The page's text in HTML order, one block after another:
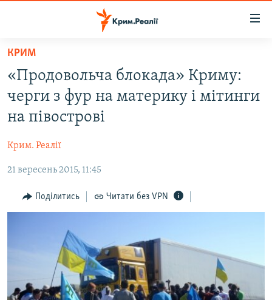
Перейти
основного
матеріалу
Перейти
до
основної
навігації
Перейти
пошуку
ВОДА.КРИМ
ВІДЕО ТА ФОТО
БЛОГИ
ПОГЛЯД
ІНТЕРВ'Ю
СПЕЦПРОЕКТИ
ДЕПОРТАЦІЯ
ВІДЕОУРОКИ «ELIFBE»
ЯК ОБІЙТИ БЛОКУВАННЯ
Русский
КРИМ
«Продовольча блокада» Криму:
черги з фур на материку і мітинги
на півострові
Крим. Реалії
21 вересень 2015, 11:45
Поділитись Читати без VPN